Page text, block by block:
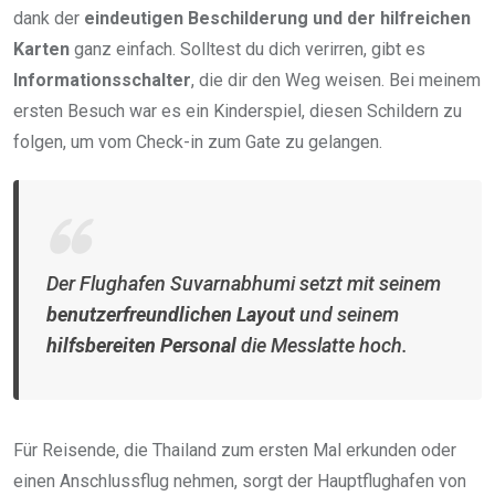
dank der eindeutigen Beschilderung und der hilfreichen
Karten ganz einfach. Solltest du dich verirren, gibt es
Informationsschalter, die dir den Weg weisen. Bei meinem
ersten Besuch war es ein Kinderspiel, diesen Schildern zu
folgen, um vom Check-in zum Gate zu gelangen.
Der Flughafen Suvarnabhumi setzt mit seinem
benutzerfreundlichen Layoutund seinem
hilfsbereiten Personaldie Messlatte hoch.
Für Reisende, die Thailand zum ersten Mal erkunden oder
einen Anschlussflug nehmen, sorgt der Hauptflughafen von